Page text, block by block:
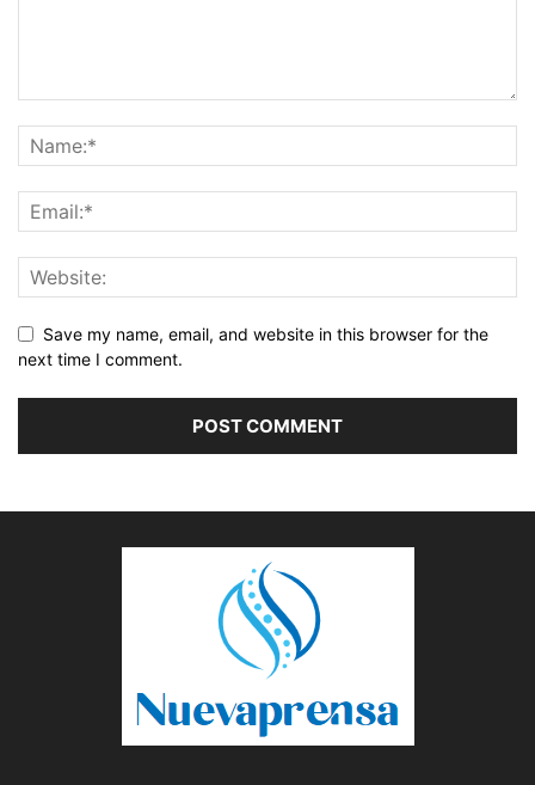
Save my name, email, and website in this browser for the
next time I comment.